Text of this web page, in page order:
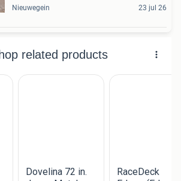
Nieuwegein 23 jul 26